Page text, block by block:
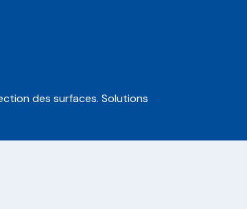
des surfaces. Solutions